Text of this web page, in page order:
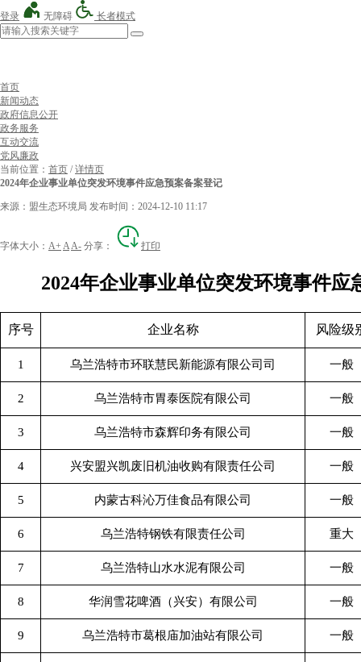
登录 无障碍 长者模式
首页
新闻动态
政府信息公开
政务服务
互动交流
党风廉政
当前位置： 首页 /详情页
2024年企业事业单位突发环境事件应急预案备案登记
来源：盟生态环境局 发布时间：2024-12-10 11:17
字体大小： A+ AA- 分享： 打印
2024年企业事业单位突发环境事件应
序号 企业名称 风险级
1 乌兰浩特市环联慧民新能源有限公司司 一般
2 乌兰浩特市胃泰医院有限公司 一般
3 乌兰浩特市森辉印务有限公司 一般
4 兴安盟兴凯废旧机油收购有限责任公司 一般
5 内蒙古科沁万佳食品有限公司 一般
6 乌兰浩特钢铁有限责任公司 重大
7 乌兰浩特山水水泥有限公司 一般
8 华润雪花啤酒（兴安）有限公司 一般
9 乌兰浩特市葛根庙加油站有限公司 一般